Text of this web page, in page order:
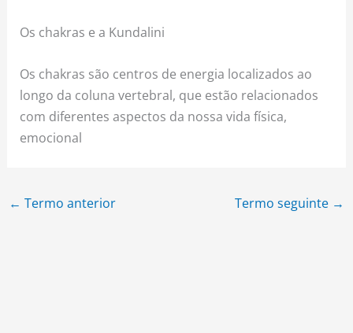
Os chakras e a Kundalini
Os chakras são centros de energia localizados ao
longo da coluna vertebral, que estão relacionados
com diferentes aspectos da nossa vida física,
emocional
← Termo anterior Termo seguinte →